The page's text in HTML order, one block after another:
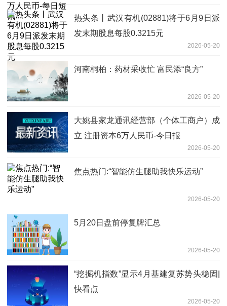
热头条丨武汉有机(02881)将于6月9日派
发末期股息每股0.3215元
2026-05-20
河南桐柏：药材采收忙 富民添“良方”
2026-05-20
大姚县家龙通讯经营部（个体工商户）成
立 注册资本6万人民币-今日报
2026-05-20
焦点热门:“智能仿生腿助我快乐运动”
2026-05-20
5月20日盘前停复牌汇总
2026-05-20
“挖掘机指数”显示4月基建复苏势头稳固|
快看点
2026-05-20